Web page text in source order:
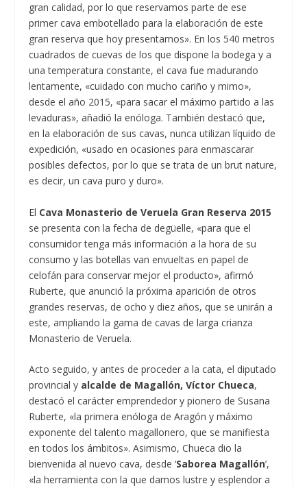
gran calidad, por lo que reservamos parte de ese
primer cava embotellado para la elaboración de este
gran reserva que hoy presentamos». En los 540 metros
cuadrados de cuevas de los que dispone la bodega y a
una temperatura constante, el cava fue madurando
lentamente, «cuidado con mucho cariño y mimo»,
desde el año 2015, «para sacar el máximo partido a las
levaduras», añadió la enóloga. También destacó que,
en la elaboración de sus cavas, nunca utilizan líquido de
expedición, «usado en ocasiones para enmascarar
posibles defectos, por lo que se trata de un brut nature,
es decir, un cava puro y duro».
El Cava Monasterio de Veruela Gran Reserva 2015
se presenta con la fecha de degüelle, «para que el
consumidor tenga más información a la hora de su
consumo y las botellas van envueltas en papel de
celofán para conservar mejor el producto», afirmó
Ruberte, que anunció la próxima aparición de otros
grandes reservas, de ocho y diez años, que se unirán a
este, ampliando la gama de cavas de larga crianza
Monasterio de Veruela.
Acto seguido, y antes de proceder a la cata, el diputado
provincial y alcalde de Magallón, Víctor Chueca,
destacó el carácter emprendedor y pionero de Susana
Ruberte, «la primera enóloga de Aragón y máximo
exponente del talento magallonero, que se manifiesta
en todos los ámbitos». Asimismo, Chueca dio la
bienvenida al nuevo cava, desde ‘Saborea Magallón’,
«la herramienta con la que damos lustre y esplendor a